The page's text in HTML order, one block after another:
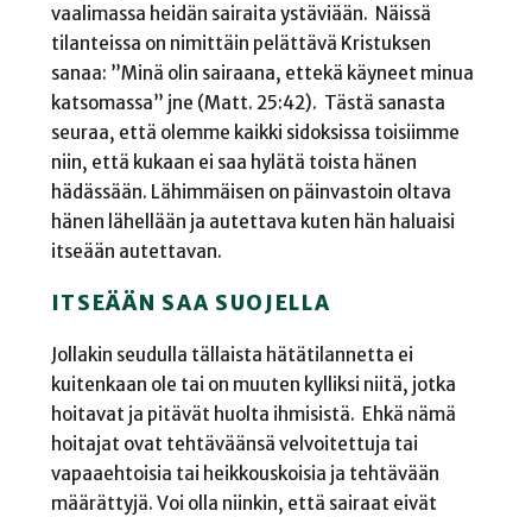
vaalimassa heidän sairaita ystäviään. Näissä
tilanteissa on nimittäin pelättävä Kristuksen
sanaa: ”Minä olin sairaana, ettekä käyneet minua
katsomassa” jne (Matt. 25:42). Tästä sanasta
seuraa, että olemme kaikki sidoksissa toisiimme
niin, että kukaan ei saa hylätä toista hänen
hädässään. Lähimmäisen on päinvastoin oltava
hänen lähellään ja autettava kuten hän haluaisi
itseään autettavan.
ITSEÄÄN SAA SUOJELLA
Jollakin seudulla tällaista hätätilannetta ei
kuitenkaan ole tai on muuten kylliksi niitä, jotka
hoitavat ja pitävät huolta ihmisistä. Ehkä nämä
hoitajat ovat tehtäväänsä velvoitettuja tai
vapaaehtoisia tai heikkouskoisia ja tehtävään
määrättyjä. Voi olla niinkin, että sairaat eivät